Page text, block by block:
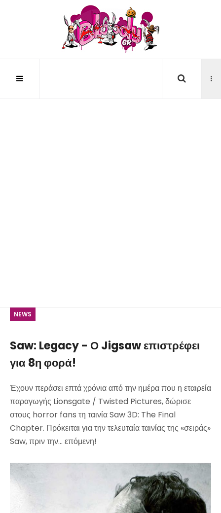
NEWS
Saw: Legacy - Ο Jigsaw επιστρέφει
για 8η φορά!
Έχουν περάσει επτά χρόνια από την ημέρα που η εταιρεία
παραγωγής Lionsgate / Twisted Pictures, δώρισε
στους horror fans τη ταινία Saw 3D: The Final
Chapter. Πρόκειται για την τελευταία ταινίας της «σειράς»
Saw, πριν την... επόμενη!